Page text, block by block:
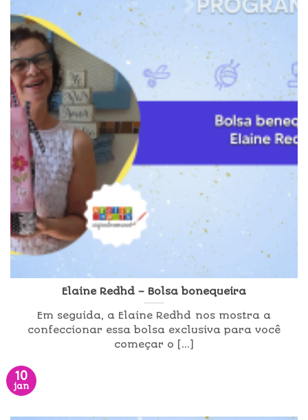
Elaine Redhd – Bolsa bonequeira
Em seguida, a Elaine Redhd nos mostra a
confeccionar essa bolsa exclusiva para você
começar o [...]
10
jan